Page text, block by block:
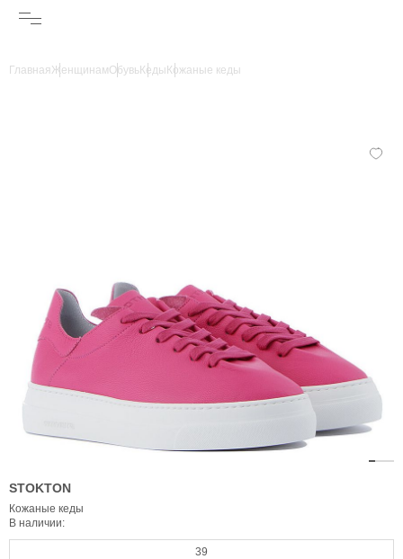
ГлавнаяЖенщинамОбувьКеды Кожаные кеды
STOKTON
Кожаные кеды
В наличии:
39